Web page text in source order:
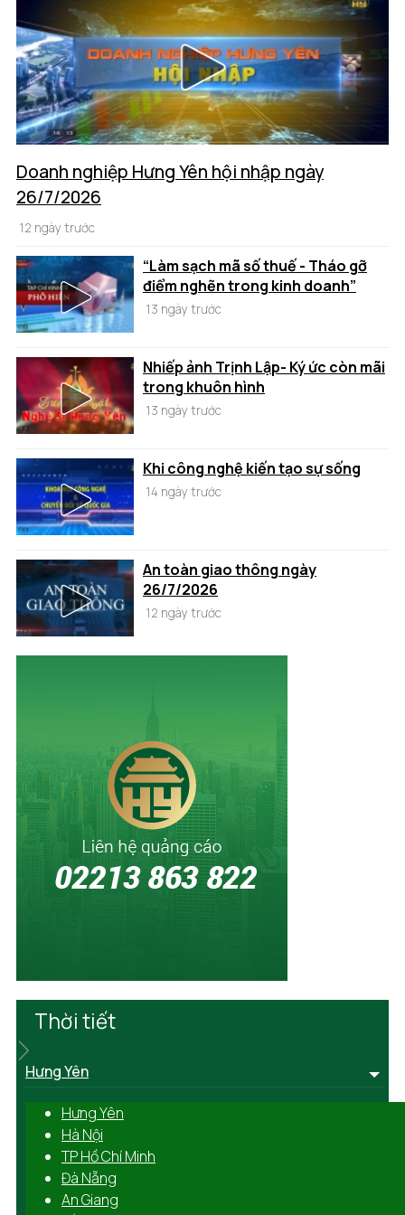
Doanh nghiệp Hưng Yên hội nhập ngày
26/7/2026
12 ngày trước
“Làm sạch mã số thuế - Tháo gỡ
điểm nghẽn trong kinh doanh”
13 ngày trước
Nhiếp ảnh Trịnh Lập- Ký ức còn mãi
trong khuôn hình
13 ngày trước
Khi công nghệ kiến tạo sự sống
14 ngày trước
An toàn giao thông ngày
26/7/2026
12 ngày trước
Thời tiết
Hưng Yên
Hưng Yên
Hà Nội
TP Hồ Chí Minh
Đà Nẵng
An Giang